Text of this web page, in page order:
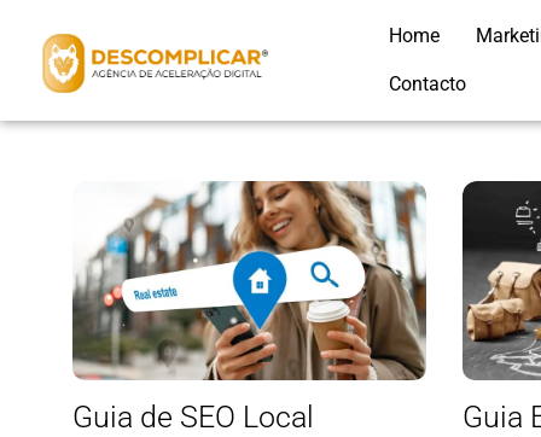
Home
Contacto
Guia de SEO Local
Guia